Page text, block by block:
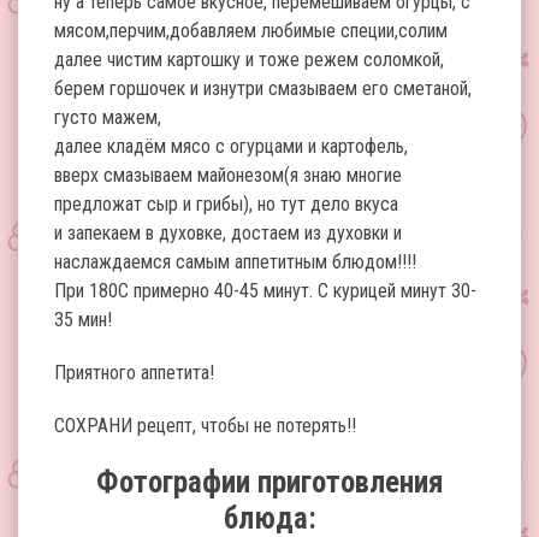
мясом,перчим,добавляем любимые специи,солим
далее чистим картошку и тоже режем соломкой,
берем горшочек и изнутри смазываем его сметаной,
густо мажем,
далее кладём мясо с огурцами и картофель,
вверх смазываем майонезом(я знаю многие
предложат сыр и грибы), но тут дело вкуса
и запекаем в духовке, достаем из духовки и
наслаждаемся самым аппетитным блюдом!!!!
При 180С примерно 40-45 минут. С курицей минут 30-
35 мин!
Приятного аппетита!
СОХРАНИ рецепт, чтобы не потерять!!
Фотографии приготовления
блюда: